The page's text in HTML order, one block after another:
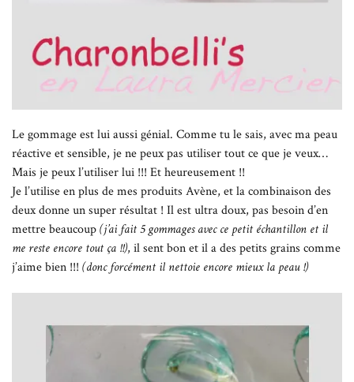
Le gommage est lui aussi génial. Comme tu le sais, avec ma peau
réactive et sensible, je ne peux pas utiliser tout ce que je veux…
Mais je peux l’utiliser lui !!! Et heureusement !!
Je l’utilise en plus de mes produits Avène, et la combinaison des
deux donne un super résultat ! Il est ultra doux, pas besoin d’en
mettre beaucoup(j’ai fait 5 gommages avec ce petit échantillon et il
me reste encore tout ça !!), il sent bon et il a des petits grains comme
j’aime bien !!! (donc forcément il nettoie encore mieux la peau !)